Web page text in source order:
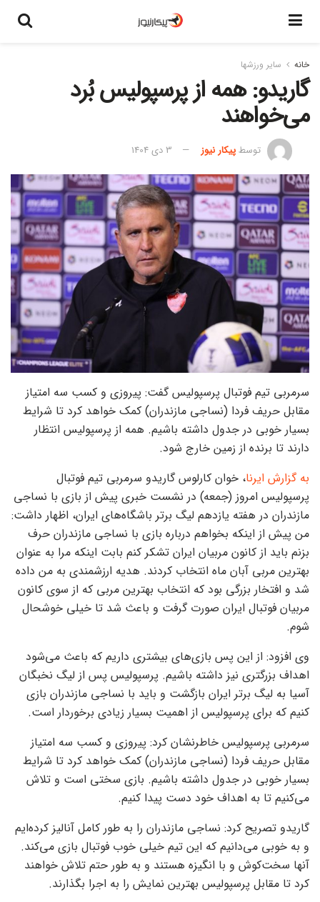
خانه سایر ورزشها
گاریدو: همه از پرسپولیس بُرد
می‌خواهند
توسطپیکار نیوز 3 دی 1404
سرمربی تیم فوتبال پرسپولیس گفت: پیروزی و کسب سه امتیاز
مقابل حریف فردا (نساجی مازندران) کمک خواهد کرد تا شرایط
بسیار خوبی در جدول داشته باشیم. همه از پرسپولیس انتظار
دارند تا برنده از زمین خارج شود.
به گزارش ایرنا، خوان کارلوس گاریدو سرمربی تیم فوتبال
پرسپولیس امروز (جمعه) در نشست خبری پیش از بازی با نساجی
مازندران در هفته یازدهم لیگ برتر باشگاه‌های ایران، اظهار داشت:
من پیش از اینکه بخواهم درباره بازی با نساجی مازندران حرف
بزنم باید از کانون مربیان ایران تشکر کنم بابت اینکه مرا به عنوان
بهترین مربی آبان ماه انتخاب کردند. هدیه ارزشمندی به من داده
شد و افتخار بزرگی بود که انتخاب بهترین مربی که از سوی کانون
مربیان فوتبال ایران صورت گرفت و باعث شد تا خیلی خوشحال
شوم.
وی افزود: از این پس بازی‌های بیشتری داریم که باعث می‌شود
اهداف بزرگتری نیز داشته باشیم. پرسپولیس پس از لیگ نخبگان
آسیا به لیگ برتر ایران بازگشت و باید با نساجی مازندران بازی
کنیم که برای پرسپولیس از اهمیت بسیار زیادی برخوردار است.
سرمربی پرسپولیس خاطرنشان کرد: پیروزی و کسب سه امتیاز
مقابل حریف فردا (نساجی مازندران) کمک خواهد کرد تا شرایط
بسیار خوبی در جدول داشته باشیم. بازی سختی است و تلاش
می‌کنیم تا به اهداف خود دست پیدا کنیم.
گاریدو تصریح کرد: نساجی مازندران را به طور کامل آنالیز کرده‌ایم
و به خوبی می‌دانیم که این تیم خیلی خوب فوتبال بازی می‌کند.
آنها سخت‌کوش و با انگیزه هستند و به طور حتم تلاش خواهند
کرد تا مقابل پرسپولیس بهترین نمایش را به اجرا بگذارند.